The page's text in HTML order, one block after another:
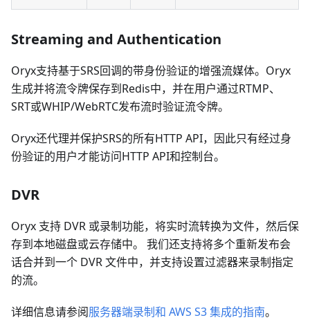
Streaming and Authentication
Oryx支持基于SRS回调的带身份验证的增强流媒体。Oryx
生成并将流令牌保存到Redis中，并在用户通过RTMP、
SRT或WHIP/WebRTC发布流时验证流令牌。
Oryx还代理并保护SRS的所有HTTP API，因此只有经过身
份验证的用户才能访问HTTP API和控制台。
DVR
Oryx 支持 DVR 或录制功能，将实时流转换为文件，然后保
存到本地磁盘或云存储中。 我们还支持将多个重新发布会
话合并到一个 DVR 文件中，并支持设置过滤器来录制指定
的流。
详细信息请参阅服务器端录制和 AWS S3 集成的指南。